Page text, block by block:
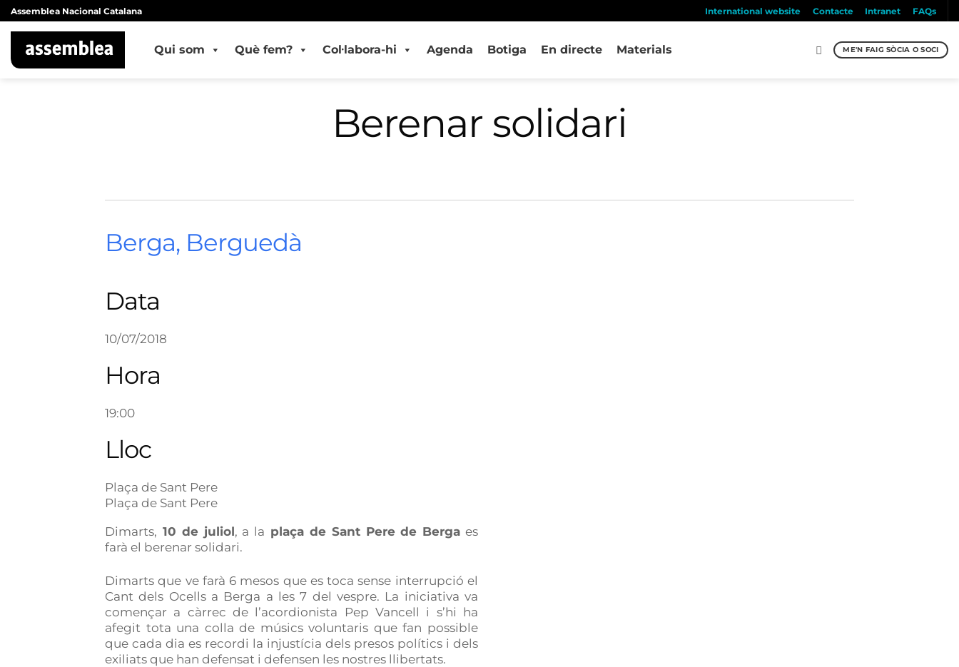
Skip
to
content
Assemblea Nacional Catalana International website Contacte Intranet FAQs
Qui som Què fem? Col·labora-hi Agenda Botiga En directe Materials ME'N FAIG SÒCIA O SOCI
Berenar solidari
Berga, Berguedà
Data
10/07/2018
Hora
19:00
Lloc
Plaça de Sant Pere
Plaça de Sant Pere
Dimarts, 10 de juliol, a la plaça de Sant Pere de Berga es
farà el berenar solidari.
Dimarts que ve farà 6 mesos que es toca sense interrupció el
Cant dels Ocells a Berga a les 7 del vespre. La iniciativa va
començar a càrrec de l’acordionista Pep Vancell i s’hi ha
afegit tota una colla de músics voluntaris que fan possible
que cada dia es recordi la injustícia dels presos polítics i dels
exiliats que han defensat i defensen les nostres llibertats.